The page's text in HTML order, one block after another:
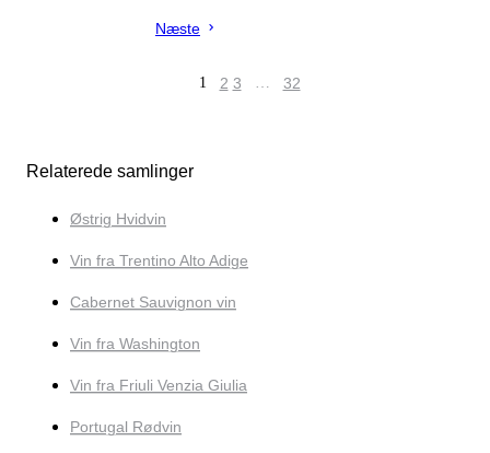
Næste
1 2 3 … 32
Relaterede samlinger
Østrig Hvidvin
Vin fra Trentino Alto Adige
Cabernet Sauvignon vin
Vin fra Washington
Vin fra Friuli Venzia Giulia
Portugal Rødvin